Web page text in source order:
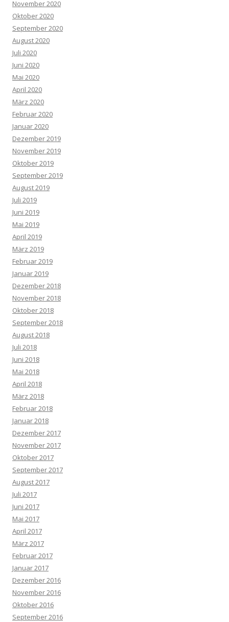
November 2020
Oktober 2020
September 2020
August 2020
Juli 2020
Juni 2020
Mai 2020
April 2020
März 2020
Februar 2020
Januar 2020
Dezember 2019
November 2019
Oktober 2019
September 2019
August 2019
Juli 2019
Juni 2019
Mai 2019
April 2019
März 2019
Februar 2019
Januar 2019
Dezember 2018
November 2018
Oktober 2018
September 2018
August 2018
Juli 2018
Juni 2018
Mai 2018
April 2018
März 2018
Februar 2018
Januar 2018
Dezember 2017
November 2017
Oktober 2017
September 2017
August 2017
Juli 2017
Juni 2017
Mai 2017
April 2017
März 2017
Februar 2017
Januar 2017
Dezember 2016
November 2016
Oktober 2016
September 2016